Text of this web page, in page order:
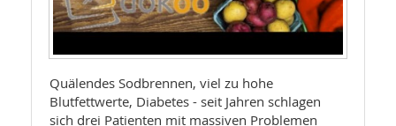
Quälendes Sodbrennen, viel zu hohe
Blutfettwerte, Diabetes - seit Jahren schlagen
sich drei Patienten mit massiven Problemen